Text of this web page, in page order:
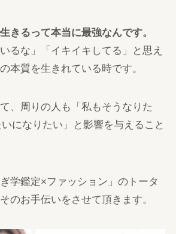
きるって本当に最強なんです。
るな」「イキイキしてる」と思え
本質を生きれている時です。
、周りの人も「私もそうなりた
になりたい」と影響を与えること
学鑑定×ファッション」のトータ
のお手伝いをさせて頂きます。